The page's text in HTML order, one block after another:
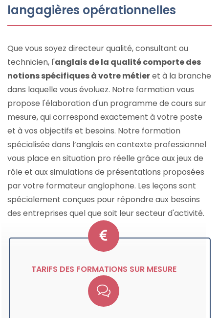
langagières opérationnelles
Que vous soyez directeur qualité, consultant ou
technicien, l'anglais de la qualité comporte des
notions spécifiques à votre métieret à la branche
dans laquelle vous évoluez. Notre formation vous
propose l'élaboration d'un programme de cours sur
mesure, qui correspond exactement à votre poste
et à vos objectifs et besoins. Notre formation
spécialisée dans l’anglais en contexte professionnel
vous place en situation pro réelle grâce aux jeux de
rôle et aux simulations de présentations proposées
par votre formateur anglophone. Les leçons sont
spécialement conçues pour répondre aux besoins
des entreprises quel que soit leur secteur d'activité.
TARIFS DES FORMATIONS SUR MESURE